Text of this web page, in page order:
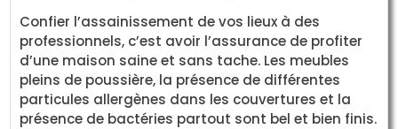
Confier l’assainissement de vos lieux à des
professionnels, c’est avoir l’assurance de profiter
d’une maison saine et sans tache. Les meubles
pleins de poussière, la présence de différentes
particules allergènes dans les couvertures et la
présence de bactéries partout sont bel et bien finis.